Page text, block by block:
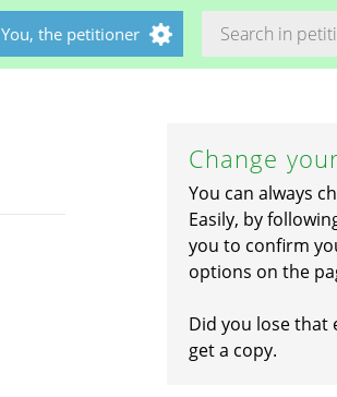
You, the petitioner
Change
You can always
Easily, by
you to confirm
options on the
Did you lose that
get a copy.